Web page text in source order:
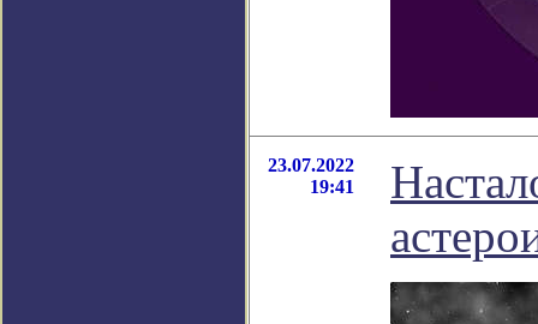
23.07.2022
19:41